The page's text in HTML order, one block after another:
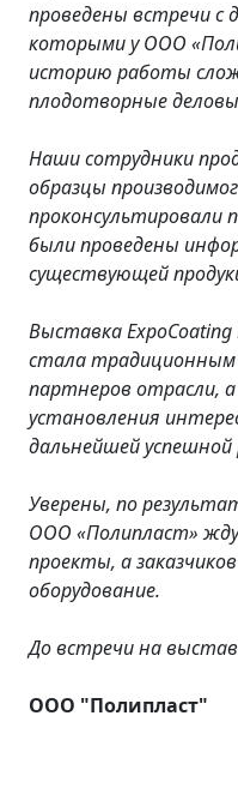
проведены встречи с
которыми у ООО
историю работы
плодотворные
Наши сотрудники
образцы
проконсультировали
были проведены
существующей
Выставка ExpoCoating
стала
партнеров отрасли,
установления
дальнейшей
Уверены, по
ООО «Полипласт»
проекты, а
оборудование.
До встречи на
ООО "Полипласт"